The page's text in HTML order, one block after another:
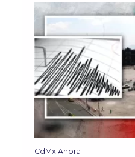
CdMx Ahora